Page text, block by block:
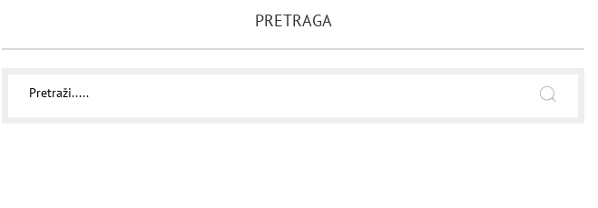
PRETRAGA